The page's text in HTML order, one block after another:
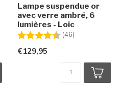
Lampe suspendue or
avec verre ambré, 6
lumières - Loic
Note:
(46)
€129,95